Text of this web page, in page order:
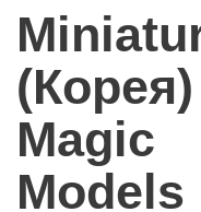
(Корея)
Magic
Models